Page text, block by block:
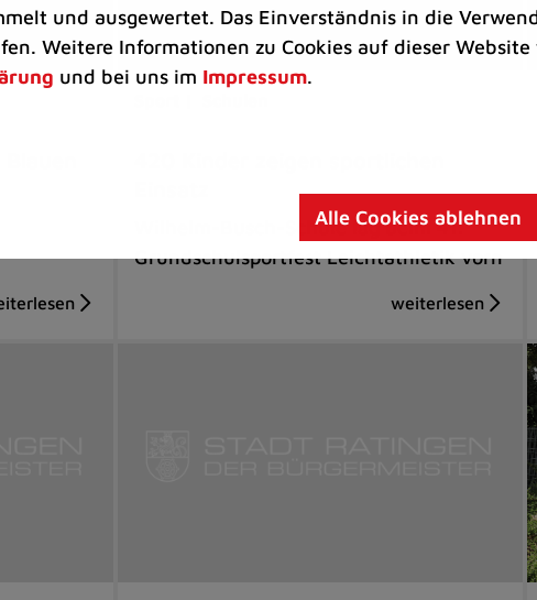
Wilhelm-Busch-Schule lag beim 41.
Grundschulsportfest Leichtathletik vorn
und ausgewertet. Das Einverständnis in die
Weitere Informationen zu Cookies auf dieser
und bei uns im Impressum.
Alle Cookies ablehnen